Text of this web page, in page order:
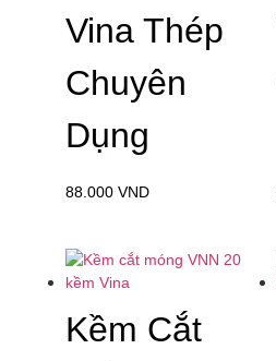
Vina Thép
Chuyên
Dụng
88.000 VND
Kềm Cắt